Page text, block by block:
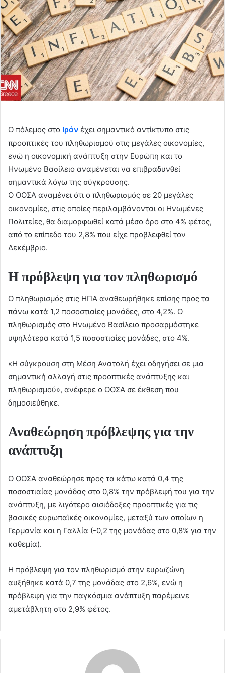
Ο πόλεμος στο Ιράν έχει σημαντικό αντίκτυπο στις
προοπτικές του πληθωρισμού στις μεγάλες οικονομίες,
ενώ η οικονομική ανάπτυξη στην Ευρώπη και το
Ηνωμένο Βασίλειο αναμένεται να επιβραδυνθεί
σημαντικά λόγω της σύγκρουσης.
Ο ΟΟΣΑ αναμένει ότι ο πληθωρισμός σε 20 μεγάλες
οικονομίες, στις οποίες περιλαμβάνονται οι Ηνωμένες
Πολιτείες, θα διαμορφωθεί κατά μέσο όρο στο 4% φέτος,
από το επίπεδο του 2,8% που είχε προβλεφθεί τον
Δεκέμβριο.
Η πρόβλεψη για τον πληθωρισμό
Ο πληθωρισμός στις ΗΠΑ αναθεωρήθηκε επίσης προς τα
πάνω κατά 1,2 ποσοστιαίες μονάδες, στο 4,2%. Ο
πληθωρισμός στο Ηνωμένο Βασίλειο προσαρμόστηκε
υψηλότερα κατά 1,5 ποσοστιαίες μονάδες, στο 4%.
«Η σύγκρουση στη Μέση Ανατολή έχει οδηγήσει σε μια
σημαντική αλλαγή στις προοπτικές ανάπτυξης και
πληθωρισμού», ανέφερε ο ΟΟΣΑ σε έκθεση που
δημοσιεύθηκε.
Αναθεώρηση πρόβλεψης για την
ανάπτυξη
Ο ΟΟΣΑ αναθεώρησε προς τα κάτω κατά 0,4 της
ποσοστιαίας μονάδας στο 0,8% την πρόβλεψή του για την
ανάπτυξη, με λιγότερο αισιόδοξες προοπτικές για τις
βασικές ευρωπαϊκές οικονομίες, μεταξύ των οποίων η
Γερμανία και η Γαλλία (-0,2 της μονάδας στο 0,8% για την
καθεμία).
Η πρόβλεψη για τον πληθωρισμό στην ευρωζώνη
αυξήθηκε κατά 0,7 της μονάδας στο 2,6%, ενώ η
πρόβλεψη για την παγκόσμια ανάπτυξη παρέμεινε
αμετάβλητη στο 2,9% φέτος.